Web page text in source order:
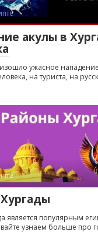
акулы в
ужасное
на туриста, на
является популярным
узнаем больше про